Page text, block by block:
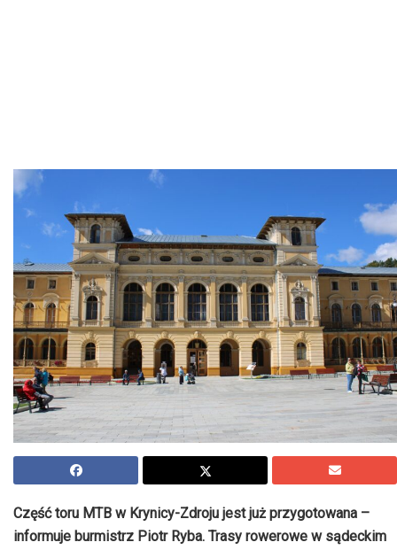
Część toru MTB w Krynicy-Zdroju jest już przygotowana –
informuje burmistrz Piotr Ryba. Trasy rowerowe w sądeckim